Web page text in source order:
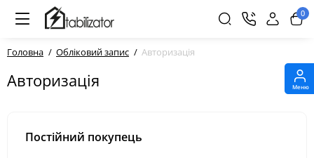
Меню
0
Головна Обліковий запис Авторизація
Авторизація
Постійний покупець